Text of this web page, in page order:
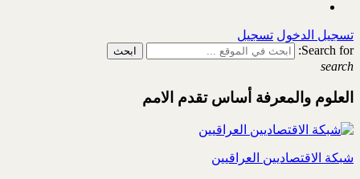
تسجيل الدخول تسجيل
Search for:
search
العلوم والمعرفة أساس تقدم الامم
شبكة الاقتصاديين العراقيين